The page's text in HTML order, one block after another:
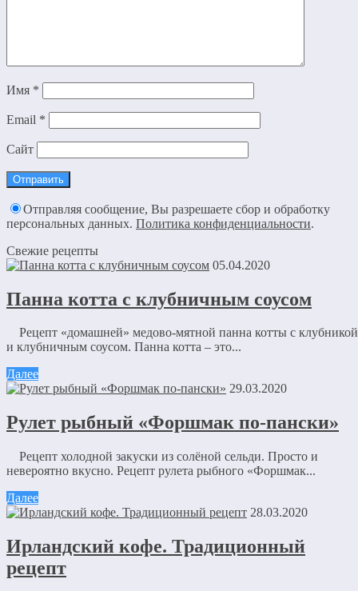
Имя *
Email *
Сайт
Отправляя сообщение, Вы разрешаете сбор и обработку
персональных данных. Политика конфиденциальности.
Свежие рецепты
05.04.2020
Панна котта с клубничным соусом
Рецепт «домашней» медово-мятной панна котты с клубникой
и клубничным соусом. Панна котта – это...
Далее
29.03.2020
Рулет рыбный «Форшмак по-пански»
Рецепт холодной закуски из солёной сельди. Просто и
невероятно вкусно. Рецепт рулета рыбного «Форшмак...
Далее
28.03.2020
Ирландский кофе. Традиционный
рецепт